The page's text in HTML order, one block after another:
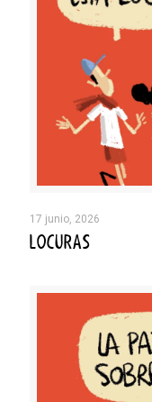
17 junio, 2026
LOCURAS